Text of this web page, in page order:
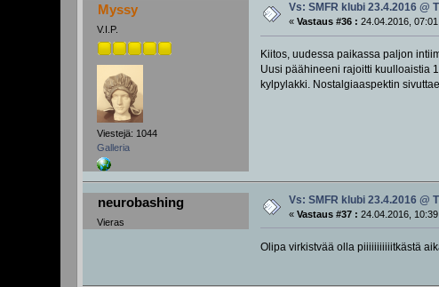
Myssy
V.I.P.
Viestejä: 1044
Galleria
Vs: SMFR klubi 23.4.2016 @
«Vastaus #36 : 24.04.2016,
Kiitos, uudessa paikassa paljon
Uusi päähineeni rajoitti kuulloaistia
kylpylakki. Nostalgiaaspektin
neurobashing
Vieras
Vs: SMFR klubi 23.4.2016 @
«Vastaus #37 : 24.04.2016,
Olipa virkistvää olla piiiiiiiiiiitkästä